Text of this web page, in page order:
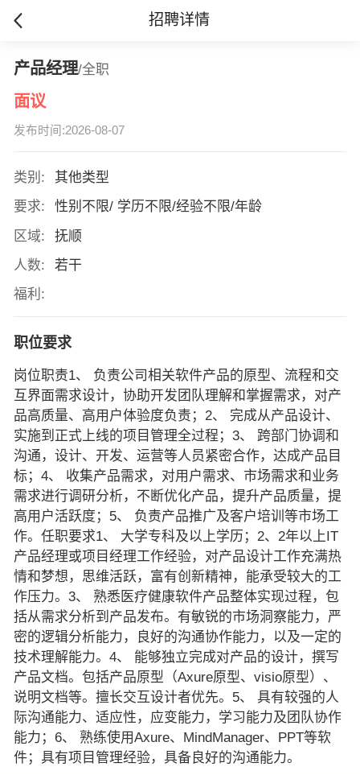
招聘详情
产品经理/全职
面议
发布时间:2026-08-07
类别:
其他类型
要求:
性别不限/ 学历不限/经验不限/年龄
区域:
抚顺
人数:
若干
福利:
职位要求
岗位职责1、 负责公司相关软件产品的原型、流程和交
互界面需求设计，协助开发团队理解和掌握需求，对产
品高质量、高用户体验度负责；2、 完成从产品设计、
实施到正式上线的项目管理全过程；3、 跨部门协调和
沟通，设计、开发、运营等人员紧密合作，达成产品目
标；4、 收集产品需求，对用户需求、市场需求和业务
需求进行调研分析，不断优化产品，提升产品质量，提
高用户活跃度；5、 负责产品推广及客户培训等市场工
作。任职要求1、 大学专科及以上学历；2、2年以上IT
产品经理或项目经理工作经验，对产品设计工作充满热
情和梦想，思维活跃，富有创新精神，能承受较大的工
作压力。3、 熟悉医疗健康软件产品整体实现过程，包
括从需求分析到产品发布。有敏锐的市场洞察能力，严
密的逻辑分析能力，良好的沟通协作能力，以及一定的
技术理解能力。4、 能够独立完成对产品的设计，撰写
产品文档。包括产品原型（Axure原型、visio原型）、
说明文档等。擅长交互设计者优先。5、 具有较强的人
际沟通能力、适应性，应变能力，学习能力及团队协作
能力；6、 熟练使用Axure、MindManager、PPT等软
件；具有项目管理经验，具备良好的沟通能力。